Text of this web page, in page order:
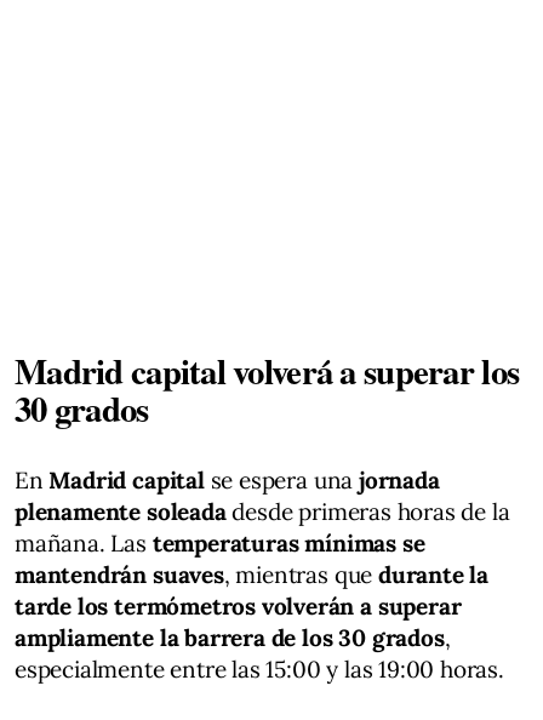
Madrid capital volverá a superar los
30 grados
En Madrid capitalse espera una jornada
plenamente soleadadesde primeras horas de la
mañana. Las temperaturas mínimas se
mantendrán suaves, mientras que durante la
tarde los termómetros volverán a superar
ampliamente la barrera de los 30 grados,
especialmente entre las 15:00 y las 19:00 horas.